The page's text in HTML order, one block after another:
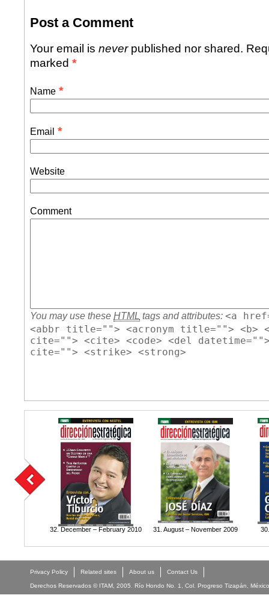
Post a Comment
Your email is neverpublished nor shared.
marked *
Name *
Email *
Website
Comment
You may use these HTML tags and attributes: <a
<abbr title=""> <acronym title=""> <b>
cite=""> <cite> <code> <del
cite=""> <strike> <strong>
32. December – February 2010 31. August – November 2009
Privacy Policy Related sites About us Contact Us
Derechos Reservados © ITAM, 2005. Río Hondo No. 1, Col. Progreso Tizapán,